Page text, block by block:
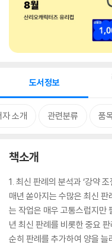
도서정보
자 소개 관련분류 품
책소개
1. 최신 판례의 분석과 ‘강약 조
매년 쏟아지는 수많은 최신
는 작업은 매우 고통스럽지만
년 최신 판례를 비롯한 중요
순히 판례를 추가하여 양을